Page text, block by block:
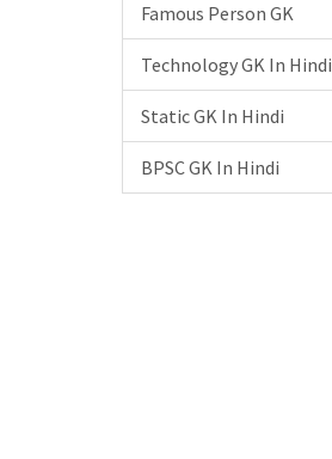
Famous Person GK
Technology GK In Hindi
Static GK In Hindi
BPSC GK In Hindi